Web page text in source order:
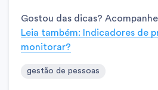
Gostou das dicas?
Leia também: Indicadores de
monitorar?
gestão de pessoas